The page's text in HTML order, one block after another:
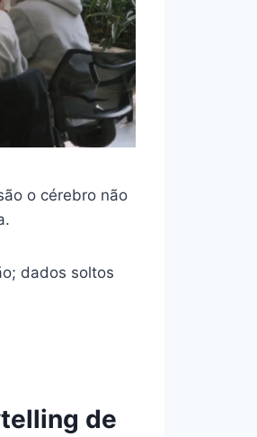
o cérebro não
dados soltos
de